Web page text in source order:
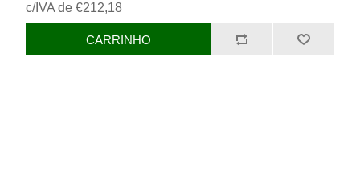
c/IVA de €212,18